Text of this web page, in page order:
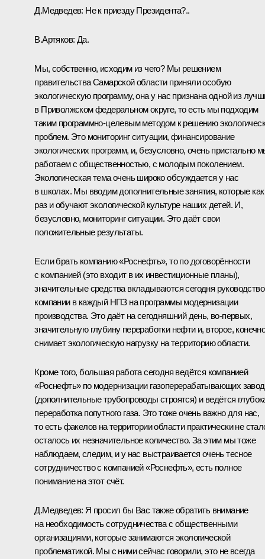
Д.Медведев: Не к приезду Президента?..
В.Артяков: Да.
Мы, собственно, исходим из чего? Мы решением
правительства Самарской области приняли особую
экологическую программу, она у нас признана одной из
в Приволжском федеральном округе, то есть мы подходим
таким программно-целевым методом к решению
проблем. Это мониторинг ситуации, финансирование
экологических программ, и, безусловно, очень пристально
работаем с общественностью, с молодым поколением.
Экологическая тема очень широко обсуждается у нас
в школах. Мы вводим дополнительные занятия, которые как
раз и обучают экологической культуре наших детей. И,
безусловно, мониторинг ситуации. Это даёт свои
положительные результаты.
Если брать компанию «Роснефть», то по договорённости
с компанией (это входит в их инвестиционные планы),
значительные средства вкладываются сегодня
компании в каждый НПЗ на программы модернизации
производства. Это даёт на сегодняшний день, во‑первых,
значительную глубину переработки нефти и, второе,
снимает экологическую нагрузку на территорию области.
Кроме того, большая работа сегодня ведётся компанией
«Роснефть» по модернизации газоперерабатывающих
(дополнительные трубопроводы строятся) и ведётся
переработка попутного газа. Это тоже очень важно для нас,
то есть факелов на территории области практически не
осталось их незначительное количество. За этим мы тоже
наблюдаем, следим, и у нас выстраивается очень тесное
сотрудничество с компанией «Роснефть», есть полное
понимание на этот счёт.
Д.Медведев: Я просил бы Вас также обратить внимание
на необходимость сотрудничества с общественными
организациями, которые занимаются экологической
проблематикой. Мы с ними сейчас говорили, это не всегда